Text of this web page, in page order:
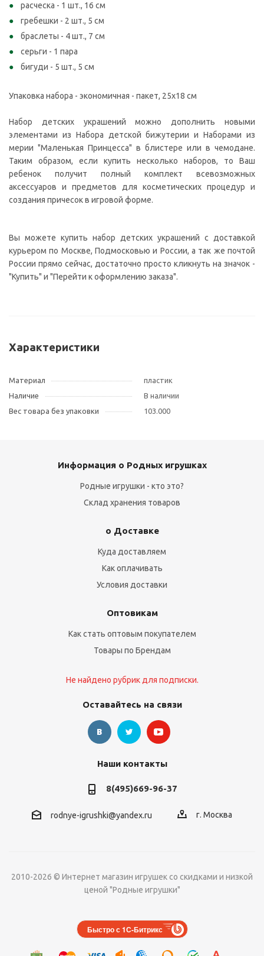
расческа - 1 шт., 16 см
гребешки - 2 шт., 5 см
браслеты - 4 шт., 7 см
серьги - 1 пара
бигуди - 5 шт., 5 см
Упаковка набора - экономичная - пакет, 25x18 см
Набор детских украшений можно дополнить новыми
элементами из Набора детской бижутерии и Наборами из
мерии "Маленькая Принцесса" в блистере или в чемодане.
Таким образом, если купить несколько наборов, то Ваш
ребенок получит полный комплект всевозможных
аксессуаров и предметов для косметических процедур и
создания причесок в игровой форме.
Вы можете купить набор детских украшений с доставкой
курьером по Москве, Подмосковью и России, а так же почтой
России прямо сейчас, достаточно просто кликнуть на значок -
"Купить" и "Перейти к оформлению заказа".
Характеристики
Материал
пластик
Наличие
В наличии
Вес товара без упаковки
103.000
Информация о Родных игрушках
Родные игрушки - кто это?
Склад хранения товаров
о Доставке
Куда доставляем
Как оплачивать
Условия доставки
Оптовикам
Как стать оптовым покупателем
Товары по Брендам
Не найдено рубрик для подписки.
Оставайтесь на связи
Наши контакты
8(495)669-96-37
rodnye-igrushki@yandex.ru г. Москва
2010-2026 © Интернет магазин игрушек со скидками и низкой
ценой "Родные игрушки"
Быстро с 1С-Битрикс